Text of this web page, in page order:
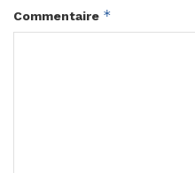
Commentaire *